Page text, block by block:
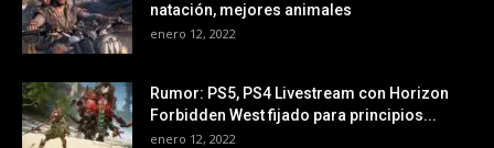
natación, mejores animales
enero 12, 2022
Rumor: PS5, PS4 Livestream con Horizon
Forbidden West fijado para principios...
enero 12, 2022